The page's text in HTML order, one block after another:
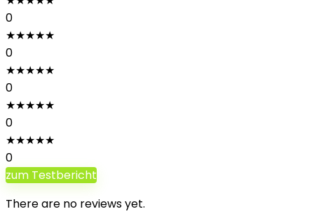
0
★★★★★
0
★★★★★
0
★★★★★
0
★★★★★
0
zum Testbericht
There are no reviews yet.